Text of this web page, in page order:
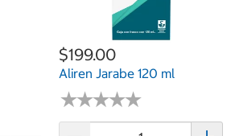
$199.00
Aliren Jarabe 120 ml
★★★★★
★★★★★